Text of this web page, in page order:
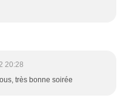
20:28
très bonne soirée